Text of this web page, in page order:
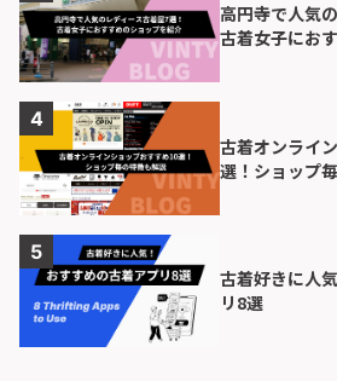
高円寺で人気
古着女子にお
古着オンライ
選！ショップ
古着好きに人
リ8選